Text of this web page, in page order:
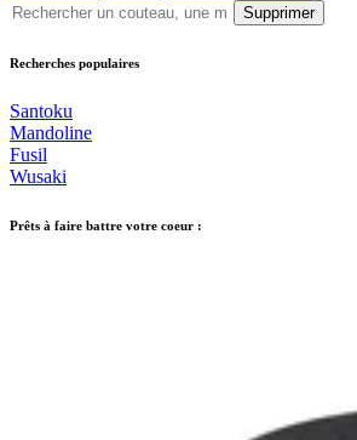
Supprimer
Recherches populaires
Santoku
Mandoline
Fusil
Wusaki
Prêts à faire battre votre coeur :